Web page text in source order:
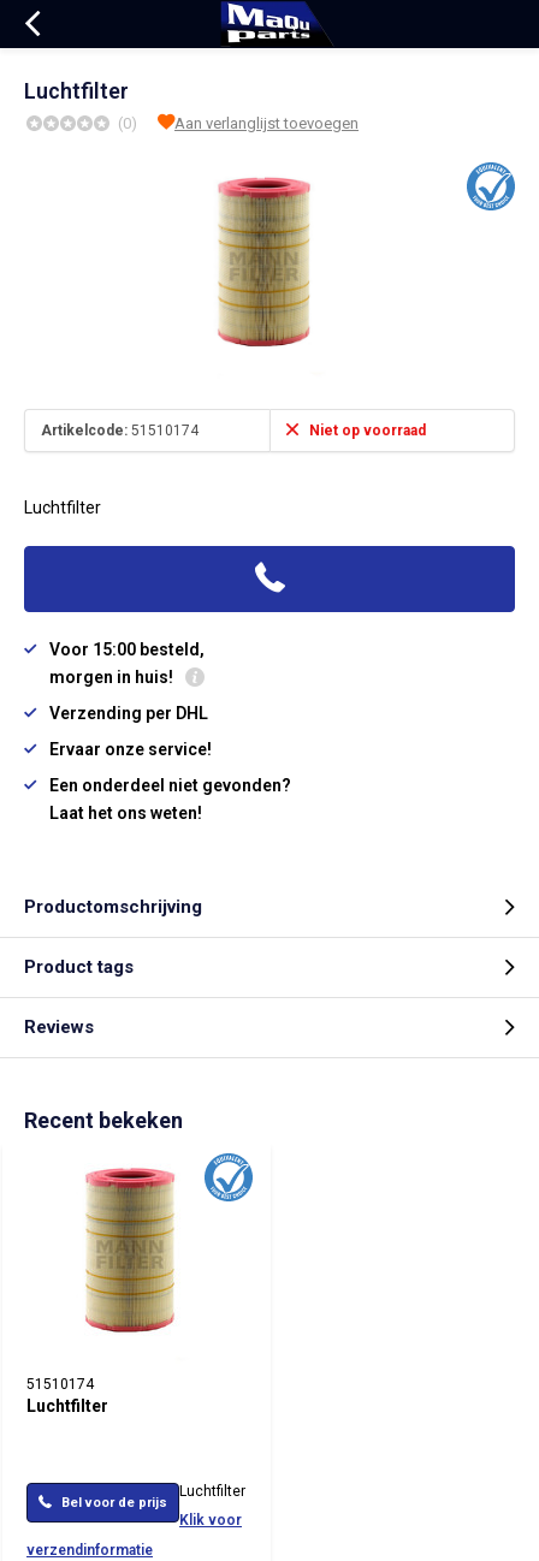
Luchtfilter
(0) Aan verlanglijst toevoegen
Artikelcode: 51510174 Niet op voorraad
Luchtfilter
Voor 15:00 besteld,
morgen in huis!
Verzending per DHL
Ervaar onze service!
Een onderdeel niet gevonden?
Laat het ons weten!
Productomschrijving
Product tags
Reviews
Recent bekeken
51510174
Luchtfilter
Bel voor de prijs
Luchtfilter
Klik voor
verzendinformatie